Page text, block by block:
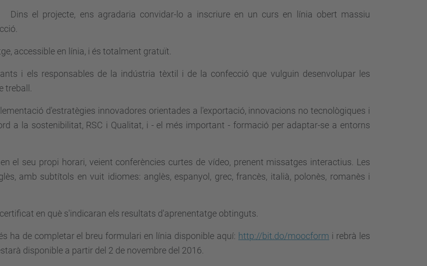
Dins el projecte, ens agradaria convidar-lo a inscriure en un curs en línia obert massiu
accessible en línia, i és totalment gratuït.
i els responsables de la indústria tèxtil i de la confecció que vulguin desenvolupar les
d'estratègies innovadores orientades a l'exportació, innovacions no tecnològiques i
a la sostenibilitat, RSC i Qualitat, i - el més important - formació per adaptar-se a entorns
el seu propi horari, veient conferències curtes de vídeo, prenent missatges interactius. Les
amb subtítols en vuit idiomes: anglès, espanyol, grec, francès, italià, polonès, romanès i
en què s'indicaran els resultats d'aprenentatge obtinguts.
ha de completar el breu formulari en línia disponible aquí: http://bit.do/moocform i rebrà les
disponible a partir del 2 de novembre del 2016.